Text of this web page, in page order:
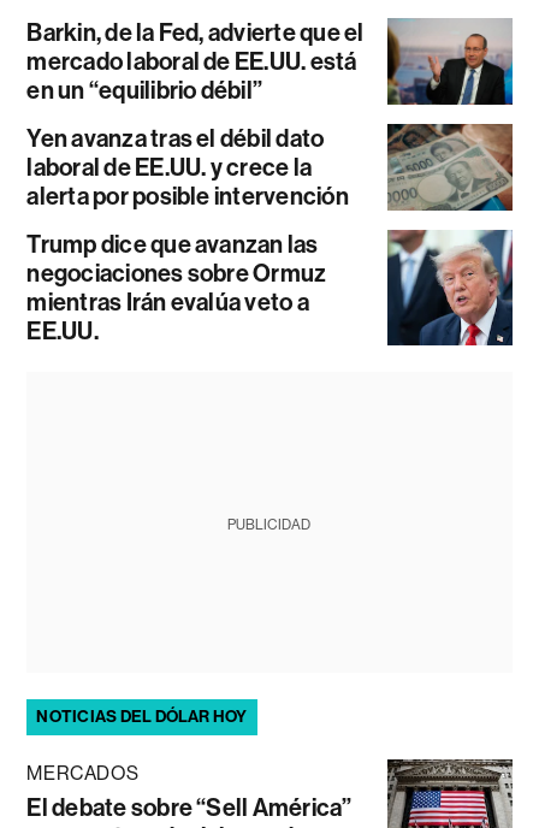
Barkin, de la Fed, advierte que el
mercado laboral de EE.UU. está
en un “equilibrio débil”
Yen avanza tras el débil dato
laboral de EE.UU. y crece la
alerta por posible intervención
Trump dice que avanzan las
negociaciones sobre Ormuz
mientras Irán evalúa veto a
EE.UU.
PUBLICIDAD
NOTICIAS DEL DÓLAR HOY
MERCADOS
El debate sobre “Sell América”